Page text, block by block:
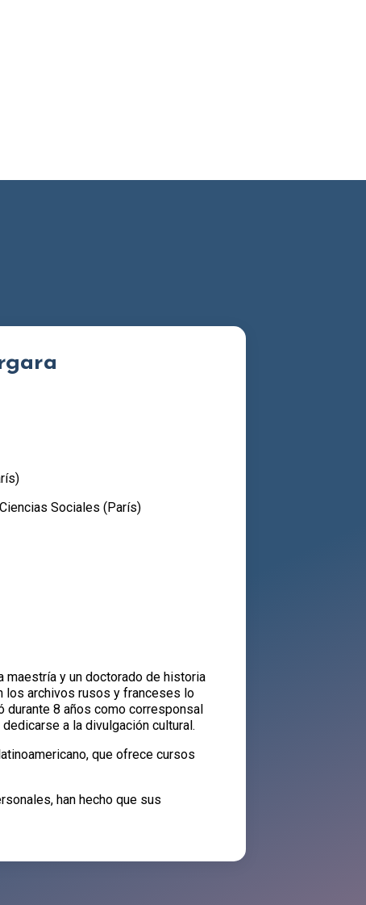
Sociales (París)
maestría y un doctorado de historia
los archivos rusos y franceses lo
durante 8 años como corresponsal
a la divulgación cultural.
que ofrece cursos
han hecho que sus